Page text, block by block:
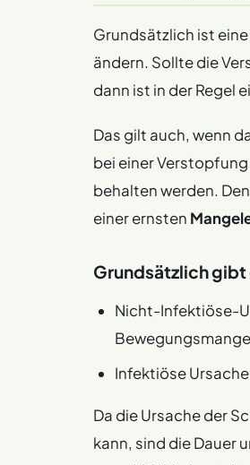
Grundsätzlich ist
ändern. Sollte die
dann ist in der Regel
Das gilt auch, wenn
bei einer
behalten werden.
einer ernsten
Grundsätzlich gibt
Nicht-Infektiöse-
Infektiöse
Da die Ursache der
kann, sind die Dauer